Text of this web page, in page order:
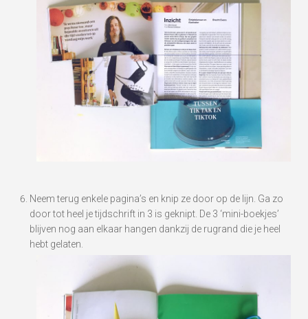
Neem terug enkele pagina’s en knip ze door op de lijn. Ga zo
door tot heel je tijdschrift in 3 is geknipt. De 3 ‘mini-boekjes’
blijven nog aan elkaar hangen dankzij de rugrand die je heel
hebt gelaten.